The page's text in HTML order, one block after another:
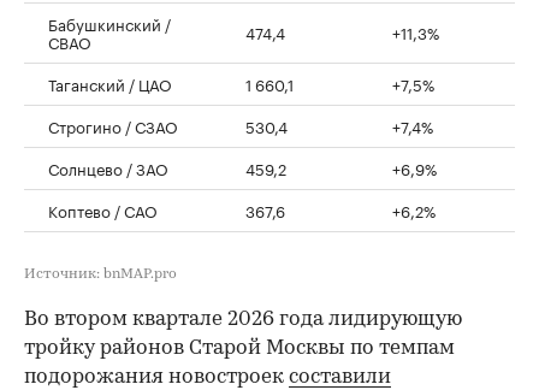
Бабушкинский /
СВАО 474,4 +11,3%
Таганский / ЦАО 1 660,1
+7,5%
Строгино / СЗАО
530,4
+7,4%
Солнцево / ЗАО
459,2
+6,9%
Коптево / САО
367,6 +6,2%
Источник: bnMAP.pro
Во втором квартале 2026 года лидирующую
тройку районов Старой Москвы по темпам
подорожания новостроек составили